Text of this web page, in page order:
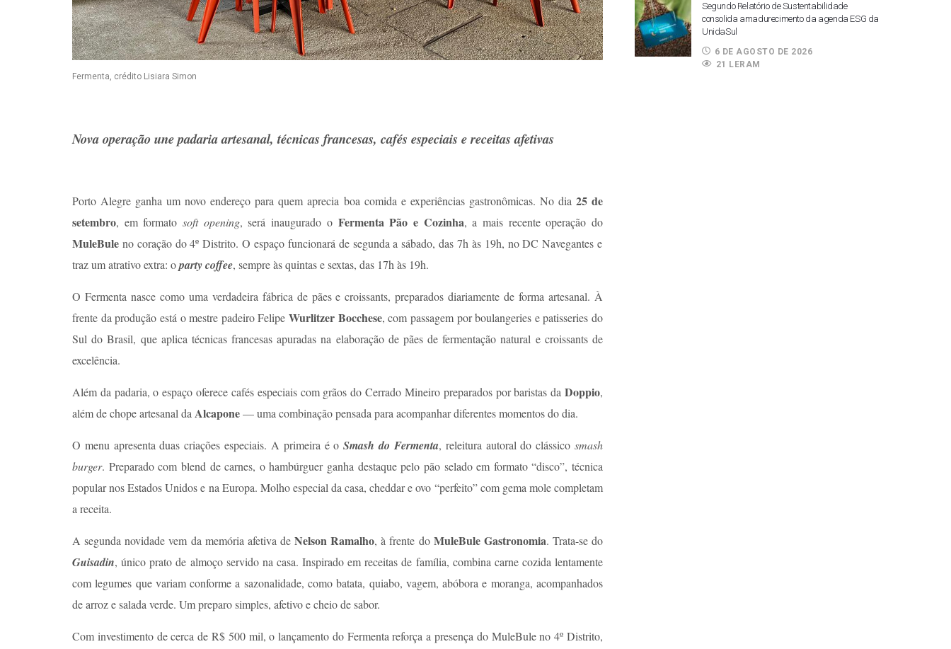
Fermenta, crédito Lisiara Simon
Nova operação une padaria artesanal, técnicas francesas, cafés especiais e receitas afetivas
Porto Alegre ganha um novo endereço para quem aprecia boa comida e experiências gastronômicas. No dia25 de
setembro, em formatosoft opening, será inaugurado o Fermenta Pão e Cozinha, a mais recente operação do
MuleBule no coração do 4º Distrito. O espaço funcionará de segunda a sábado, das 7h às 19h, no DC Navegantes e
traz um atrativo extra: oparty coffee, sempre às quintas e sextas, das 17h às 19h.
O Fermenta nasce como uma verdadeira fábrica de pães e croissants, preparados diariamente de forma artesanal. À
frente da produção está o mestre padeiro Felipe Wurlitzer Bocchese, com passagem por boulangeries e patisseries do
Sul do Brasil, que aplica técnicas francesas apuradas na elaboração de pães de fermentação natural e croissants de
excelência.
Além da padaria, o espaço oferece cafés especiais com grãos do Cerrado Mineiro preparados por baristas da Doppio,
além de chope artesanal daAlcapone— uma combinação pensada para acompanhar diferentes momentos do dia.
O menu apresenta duas criações especiais. A primeira é oSmash do Fermenta, releitura autoral do clássicosmash
burger. Preparado com blend de carnes, o hambúrguer ganha destaque pelo pão selado em formato “disco”, técnica
popular nos Estados Unidos e na Europa. Molho especial da casa, cheddar e ovo “perfeito” com gema mole completam
a receita.
A segunda novidade vem da memória afetiva de Nelson Ramalho, à frente do MuleBule Gastronomia. Trata-se do
Guisadin, único prato de almoço servido na casa. Inspirado em receitas de família, combina carne cozida lentamente
com legumes que variam conforme a sazonalidade, como batata, quiabo, vagem, abóbora e moranga, acompanhados
de arroz e salada verde. Um preparo simples, afetivo e cheio de sabor.
Com investimento de cerca de R$ 500 mil, o lançamento do Fermenta reforça a presença do MuleBule no 4º Distrito,
Segundo Relatório de Sustentabilidade
consolida amadurecimento da agenda ESG da
UnidaSul
6 DE AGOSTO DE 2026
21 LERAM